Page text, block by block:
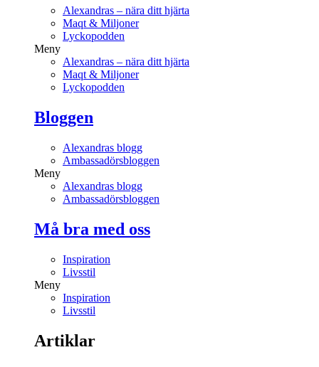
Alexandras – nära ditt hjärta
Maqt & Miljoner
Lyckopodden
Meny
Alexandras – nära ditt hjärta
Maqt & Miljoner
Lyckopodden
Bloggen
Alexandras blogg
Ambassadörsbloggen
Meny
Alexandras blogg
Ambassadörsbloggen
Må bra med oss
Inspiration
Livsstil
Meny
Inspiration
Livsstil
Artiklar